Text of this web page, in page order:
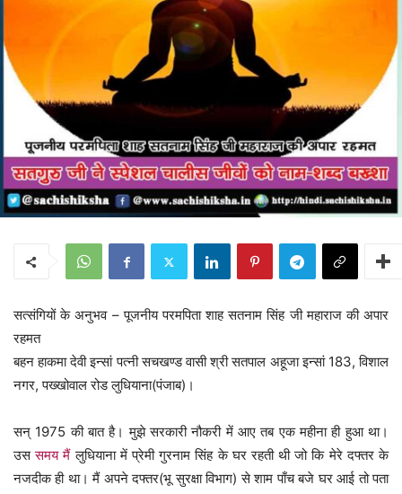
सत्संगियों के अनुभव – पूजनीय परमपिता शाह सतनाम सिंह जी महाराज की अपार
रहमत
बहन हाकमा देवी इन्सां पत्नी सचखण्ड वासी श्री सतपाल अहूजा इन्सां 183, विशाल
नगर, पख्खोवाल रोड लुधियाना(पंजाब)।
सन् 1975 की बात है। मुझे सरकारी नौकरी में आए तब एक महीना ही हुआ था।
उससमय मैंलुधियाना में प्रेमी गुरनाम सिंह के घर रहती थी जो कि मेरे दफ्तर के
नजदीक ही था। मैं अपने दफ्तर(भू सुरक्षा विभाग) से शाम पाँच बजे घर आई तो पता